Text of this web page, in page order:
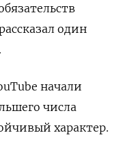
один
начали
числа
характер.